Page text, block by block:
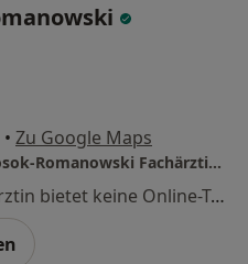
• Zu Google Maps
Privatpraxis Margarete Klosok-Romanowski Fachärztin für Frauenheilkunde und Geburtshilfe
Dieser Arzt bzw. diese Ärztin bietet keine Online-Terminbuchung an diesem Standort an.